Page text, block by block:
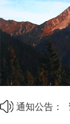
通知公告：